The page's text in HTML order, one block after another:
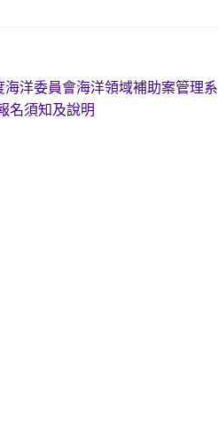
海洋委員會海洋領域補助案管理系
名須知及說明